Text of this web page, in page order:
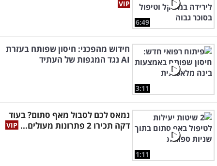
6:49
3:11
חידוש מהפכני: חיסון שפותח בעזרת
AI נגד המגפות של העתיד
1:11
נמאס לכם לסבול מאף סתום? בעוד
דקה תכירו 2 פתרונות מעולים...